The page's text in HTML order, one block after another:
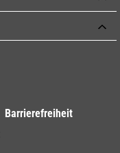
Barrierefreiheit